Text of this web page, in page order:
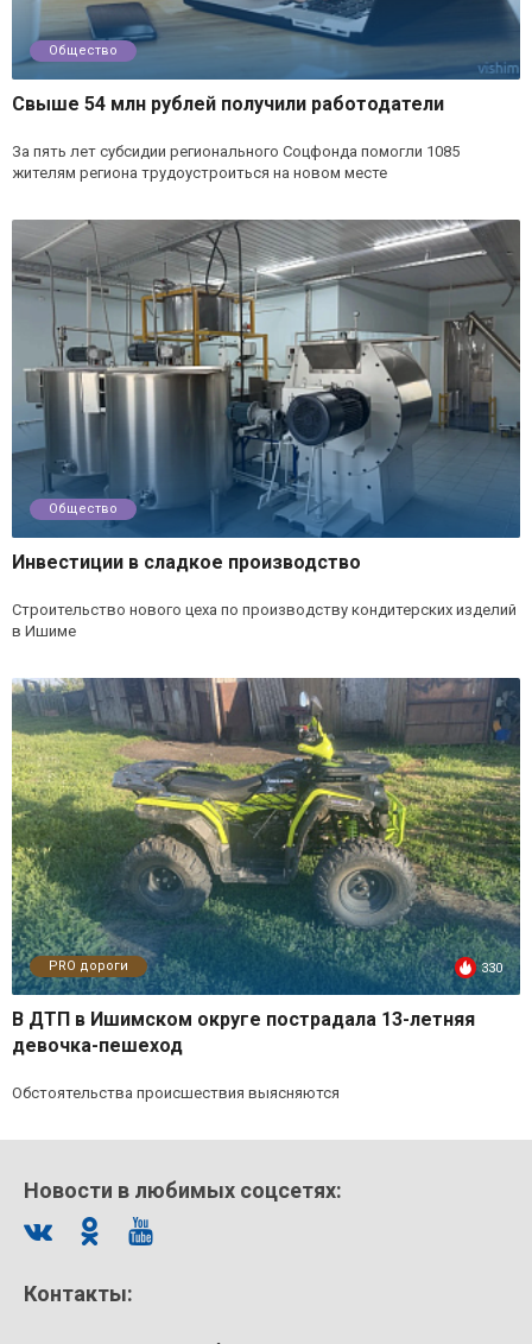
Общество
Свыше 54 млн рублей получили работодатели
За пять лет субсидии регионального Соцфонда помогли 1085
жителям региона трудоустроиться на новом месте
Общество
Инвестиции в сладкое производство
Строительство нового цеха по производству кондитерских изделий
в Ишиме
PRO дороги 330
В ДТП в Ишимском округе пострадала 13-летняя
девочка-пешеход
Обстоятельства происшествия выясняются
Новости в любимых соцсетях:
Контакты: